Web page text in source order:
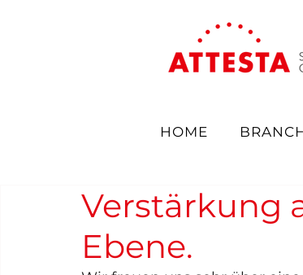
HOME
Verstärkung
Ebene.